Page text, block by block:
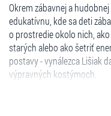
Okrem zábavnej a
edukatívnu, kde sa deti
o prostredie okolo nich,
starých alebo ako šetriť
postavy - vynálezca Lišiak
výpravných kostýmoch.